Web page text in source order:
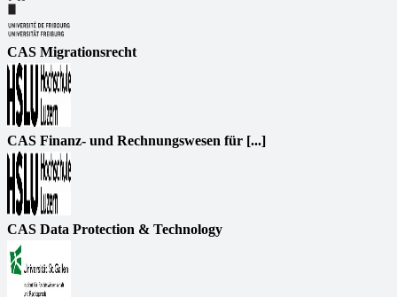
CAS Migrationsrecht
CAS Finanz- und Rechnungswesen für [...]
CAS Data Protection & Technology